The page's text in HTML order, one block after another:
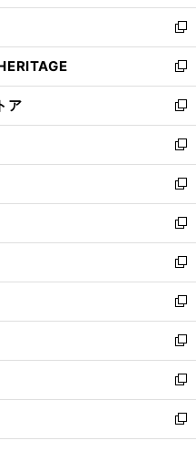
ウ
で
開
く
ン
ド
ウ
で
開
く
新
し
い
ウ
ィ
ン
ド
ウ
で
開
く
新
し
い
ウ
ィ
ン
ド
ウ
で
開
く
ア
新
し
い
ウ
ィ
ン
ド
ウ
で
開
く
新
し
い
ウ
ィ
ン
ド
ウ
で
開
く
新
し
い
ウ
ィ
ン
ド
ウ
で
開
く
新
し
い
ウ
ィ
ン
ド
ウ
で
開
く
新
し
い
ウ
ィ
ン
ド
ウ
で
開
新
し
い
ウ
ィ
ン
ド
ウ
新
し
い
ウ
ィ
ン
新
し
い
ウ
新
し